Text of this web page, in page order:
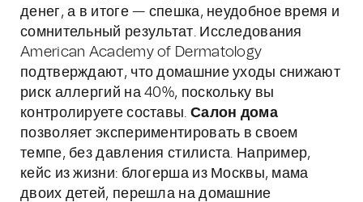
денег, а в итоге — спешка, неудобное время и
сомнительный результат. Исследования
American Academy of Dermatology
подтверждают, что домашние уходы снижают
риск аллергий на 40%, поскольку вы
контролируете составы. Салон дома
позволяет экспериментировать в своем
темпе, без давления стилиста. Например,
кейс из жизни: блогерша из Москвы, мама
двоих детей, перешла на домашние